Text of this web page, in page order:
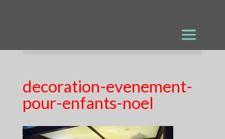
decoration-evenement-
pour-enfants-noel